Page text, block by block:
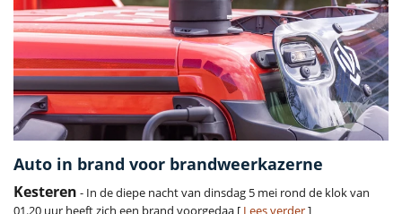
Auto in brand voor brandweerkazerne
Kesteren - In de diepe nacht van dinsdag 5 mei rond de klok van
01.20 uur heeft zich een brand voorgedaa [ Lees verder]